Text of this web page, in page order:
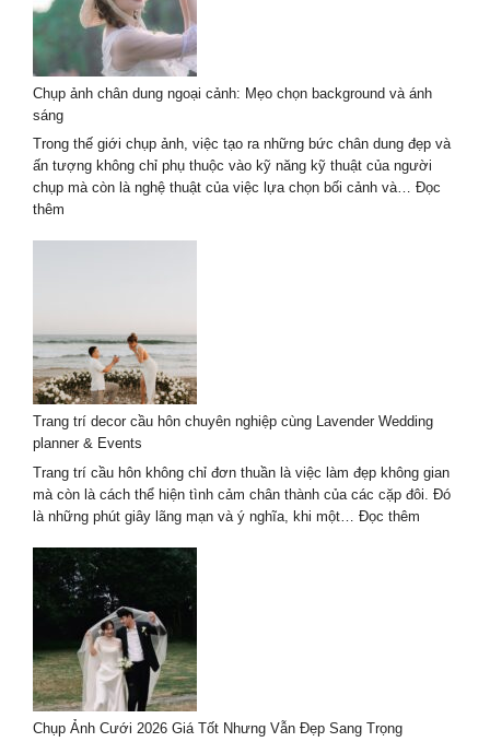
dung
ngoại
cảnh
2026
–
nhiên
nghệ
thuật
Chụp ảnh chân dung ngoại cảnh: Mẹo chọn background và ánh
sáng
Trong thế giới chụp ảnh, việc tạo ra những bức chân dung đẹp và
ấn tượng không chỉ phụ thuộc vào kỹ năng kỹ thuật của người
chụp mà còn là nghệ thuật của việc lựa chọn bối cảnh và… Đọc
thêm
cảnh:
Mẹo
chọn
background
và
ánh
sáng
Trang trí decor cầu hôn chuyên nghiệp cùng Lavender Wedding
planner & Events
Trang trí cầu hôn không chỉ đơn thuần là việc làm đẹp không gian
mà còn là cách thể hiện tình cảm chân thành của các cặp đôi. Đó
là những phút giây lãng mạn và ý nghĩa, khi một… Đọc thêm
Chụp Ảnh Cưới 2026 Giá Tốt Nhưng Vẫn Đẹp Sang Trọng